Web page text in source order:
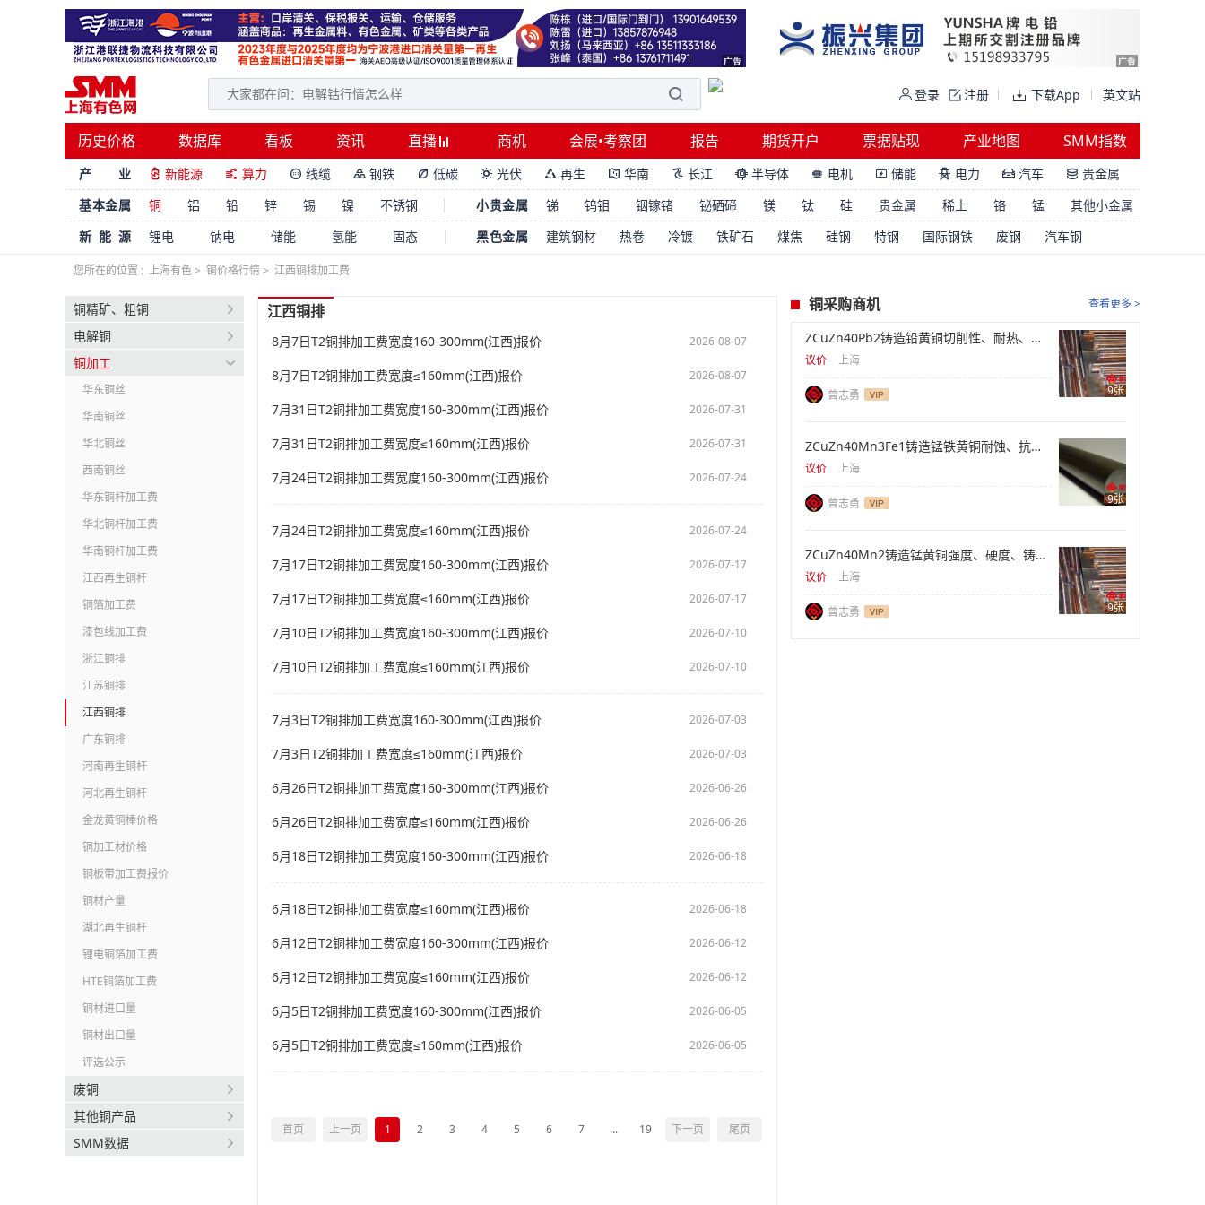
登录 注册 下载App 英文站
历史价格 数据库 看板 资讯 直播 商机 会展•考察团 报告 期货开户 票据贴现 产业地图 SMM指数
产 业  新能源  算力  线缆  钢铁  低碳  光伏  再生  华南  长江  半导体  电机  储能  电力  汽车  贵金属
基本金属
铜 铝 铅 锌 锡 镍 不锈钢 小贵金属 锑 钨钼 铟镓锗 铋硒碲 镁 钛 硅 贵金属 稀土 铬 锰
其他小金属
新能源
锂电 钠电 储能 氢能 固态 黑色金属 建筑钢材 热卷 冷镀 铁矿石 煤焦 硅钢 特钢 国际钢铁 废钢 汽车钢
您所在的位置 : 上海有色> 铜价格行情> 江西铜排加工费
铜精矿、粗铜
电解铜
铜加工
华东铜丝
华南铜丝
华北铜丝
西南铜丝
华东铜杆加工费
华北铜杆加工费
华南铜杆加工费
江西再生铜杆
铜箔加工费
漆包线加工费
浙江铜排
江苏铜排
江西铜排
广东铜排
河南再生铜杆
河北再生铜杆
金龙黄铜棒价格
铜加工材价格
铜板带加工费报价
铜材产量
湖北再生铜杆
锂电铜箔加工费
HTE铜箔加工费
铜材进口量
铜材出口量
评选公示
废铜
其他铜产品
SMM数据
江西铜排
8月7日T2铜排加工费宽度160-300mm(江西)报价 2026-08-07
8月7日T2铜排加工费宽度≤160mm(江西)报价 2026-08-07
7月31日T2铜排加工费宽度160-300mm(江西)报价 2026-07-31
7月31日T2铜排加工费宽度≤160mm(江西)报价 2026-07-31
7月24日T2铜排加工费宽度160-300mm(江西)报价 2026-07-24
7月24日T2铜排加工费宽度≤160mm(江西)报价 2026-07-24
7月17日T2铜排加工费宽度160-300mm(江西)报价 2026-07-17
7月17日T2铜排加工费宽度≤160mm(江西)报价 2026-07-17
7月10日T2铜排加工费宽度160-300mm(江西)报价 2026-07-10
7月10日T2铜排加工费宽度≤160mm(江西)报价 2026-07-10
7月3日T2铜排加工费宽度160-300mm(江西)报价 2026-07-03
7月3日T2铜排加工费宽度≤160mm(江西)报价 2026-07-03
6月26日T2铜排加工费宽度160-300mm(江西)报价 2026-06-26
6月26日T2铜排加工费宽度≤160mm(江西)报价 2026-06-26
6月18日T2铜排加工费宽度160-300mm(江西)报价 2026-06-18
6月18日T2铜排加工费宽度≤160mm(江西)报价 2026-06-18
6月12日T2铜排加工费宽度160-300mm(江西)报价 2026-06-12
6月12日T2铜排加工费宽度≤160mm(江西)报价 2026-06-12
6月5日T2铜排加工费宽度160-300mm(江西)报价 2026-06-05
6月5日T2铜排加工费宽度≤160mm(江西)报价 2026-06-05
首页 上一页 1 2 3 4 5 6 7 ... 19 下一页 尾页
铜采购商机 查看更多 >
ZCuZn40Pb2铸造铅黄铜切削性、耐热、阀体库存
议价 上海
曾志勇 9张
ZCuZn40Mn3Fe1铸造锰铁黄铜耐蚀、抗拉、重型件
议价 上海
曾志勇 9张
ZCuZn40Mn2铸造锰黄铜强度、硬度、铸件供应
议价 上海
曾志勇 9张